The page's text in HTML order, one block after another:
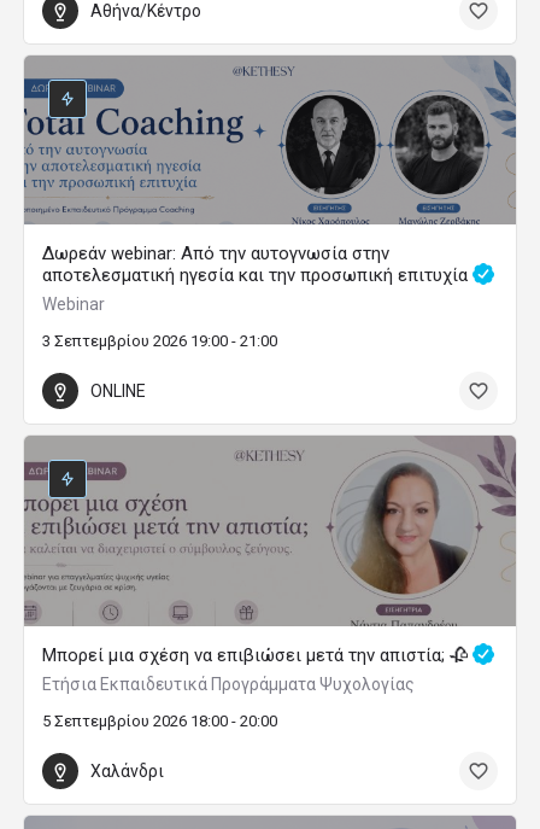
Αθήνα/Κέντρο
Δωρεάν webinar: Από την αυτογνωσία στην
αποτελεσματική ηγεσία και την προσωπική επιτυχία
Webinar
3 Σεπτεμβρίου 2026 19:00 - 21:00
ONLINE
Μπορεί μια σχέση να επιβιώσει μετά την απιστία; 🥀
Ετήσια Εκπαιδευτικά Προγράμματα Ψυχολογίας
5 Σεπτεμβρίου 2026 18:00 - 20:00
Χαλάνδρι